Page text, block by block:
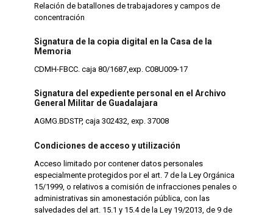
Relación de batallones de trabajadores y campos de
concentración
Signatura de la copia digital en la Casa de la
Memoria
CDMH-FBCC. caja 80/1687,exp. C08U009-17
Signatura del expediente personal en el Archivo
General Militar de Guadalajara
AGMG.BDSTP, caja 302432, exp. 37008
Condiciones de acceso y utilización
Acceso limitado por contener datos personales
especialmente protegidos por el art. 7 de la Ley Orgánica
15/1999, o relativos a comisión de infracciones penales o
administrativas sin amonestación pública, con las
salvedades del art. 15.1 y 15.4 de la Ley 19/2013, de 9 de